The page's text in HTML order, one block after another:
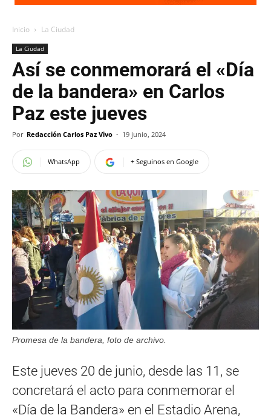
Inicio La Ciudad
La Ciudad
Así se conmemorará el «Día
de la bandera» en Carlos
Paz este jueves
Por Redacción Carlos Paz Vivo - 19 junio, 2024
WhatsApp + Seguinos en Google
Promesa de la bandera, foto de archivo.
Este jueves 20 de junio, desde las 11, se
concretará el acto para conmemorar el
«Día de la Bandera» en el Estadio Arena,